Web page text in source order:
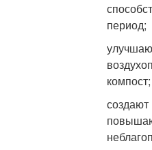
период;
компост;